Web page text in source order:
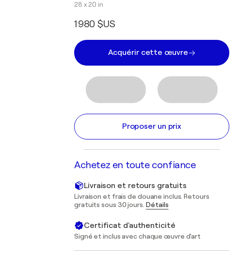
28 x 20 in
1 980 $US
Acquérir cette œuvre
Proposer un prix
Achetez en toute confiance
Livraison et retours gratuits
Livraison et frais de douane inclus. Retours
gratuits sous 30 jours. Détails
Certificat d'authenticité
Signé et inclus avec chaque œuvre d'art